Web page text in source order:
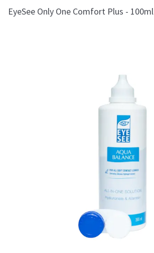
EyeSee Only One Comfort Plus - 100ml